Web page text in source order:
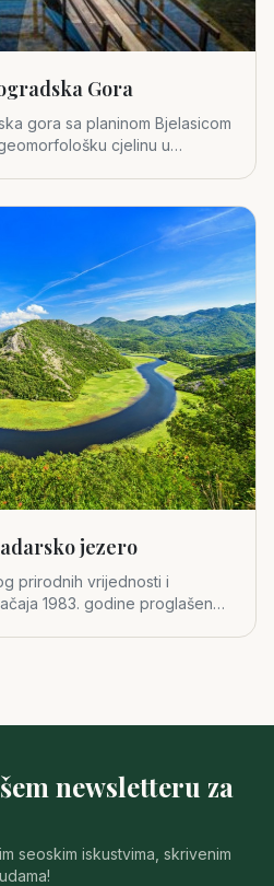
Gora
gora sa planinom Bjelasicom
cjelinu u
jezero
prirodnih vrijednosti i
1983. godine proglašeno
newsletteru za
seoskim iskustvima, skrivenim